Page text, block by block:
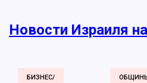
Новости Израиля
БИЗНЕС/